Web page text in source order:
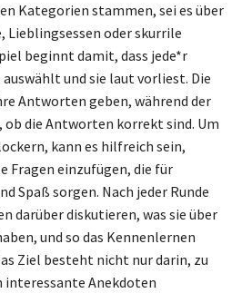
Kategorien stammen, sei es über
Lieblingsessen oder skurrile
beginnt damit, dass jede*r
und sie laut vorliest. Die
Antworten geben, während der
die Antworten korrekt sind. Um
kann es hilfreich sein,
Fragen einzufügen, die für
Spaß sorgen. Nach jeder Runde
darüber diskutieren, was sie über
und so das Kennenlernen
Ziel besteht nicht nur darin, zu
interessante Anekdoten